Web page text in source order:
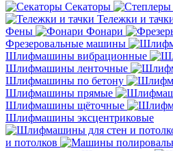
Секаторы
Тележки и
Фены
Фонари
Фрезеровальные машины
Шлифмашины вибрационные
Шлифмашины ленточные
Шлифмашины по бетону
Шлифмашины прямые
Шлифмашины щёточные
Шлифмашины эксцентриковые
и потолков